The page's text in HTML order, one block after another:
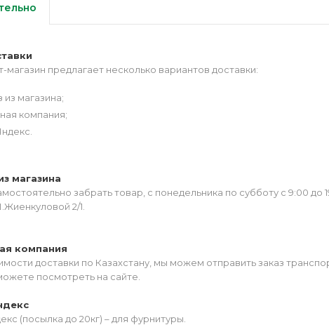
предлагает несколько вариантов доставки:
магазина;
компания;
магазина
забрать товар, с понедельника по субботу с 9:00
2/1.
компания
доставки по Казахстану, мы можем отправить заказ
посмотреть на сайте.
(посылка до 20кг) – для фурнитуры.